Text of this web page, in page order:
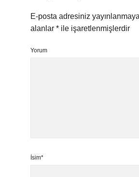
E-posta adresiniz
alanlar * ile işaretlenmişlerdir
Yorum
İsim*